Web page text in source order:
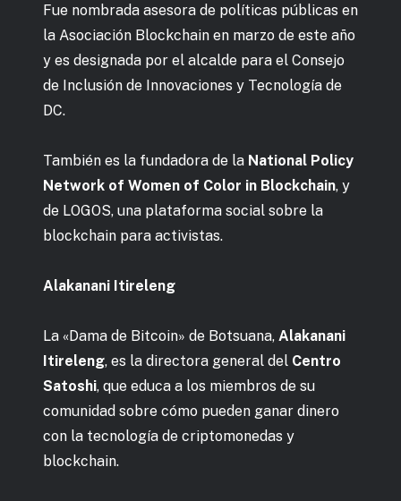
Fue nombrada asesora de políticas públicas en
la Asociación Blockchain en marzo de este año
y es designada por el alcalde para el Consejo
de Inclusión de Innovaciones y Tecnología de
DC.
También es la fundadora de la National Policy
Network of Women of Color in Blockchain, y
de LOGOS, una plataforma social sobre la
blockchain para activistas.
Alakanani Itireleng
La «Dama de Bitcoin» de Botsuana, Alakanani
Itireleng, es la directora general del Centro
Satoshi, que educa a los miembros de su
comunidad sobre cómo pueden ganar dinero
con la tecnología de criptomonedas y
blockchain.